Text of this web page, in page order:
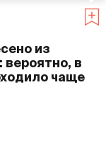
из
вероятно, в
чаще